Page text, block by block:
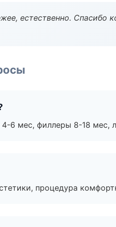
естественно. Спасибо
4-6 мес, филлеры 8-18 мес,
процедура